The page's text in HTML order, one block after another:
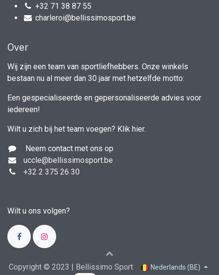
+32 71 38 87 55
charleroi@bellissimosport.be
Over
Wij zijn een team van sportliefhebbers. Onze winkels
bestaan nu al meer dan 30 jaar met hetzelfde motto:
Een gespecialiseerde en gepersonaliseerde advies voor
iedereen!
Wilt u zich bij het team voegen? Klik hier.
Neem contact met ons op
uccle@bellissimosport.be
+32 2 375 26 30
Wilt u ons volgen?
Copyright © 2023 | Bellissimo Sport
Nederlands (BE)